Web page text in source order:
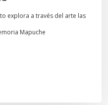
explora a través del arte las
Mapuche